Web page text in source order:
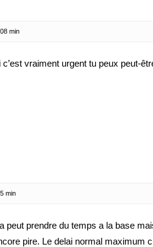
min
c’est vraiment urgent tu peux peut-
min
peut prendre du temps a la base
pire. Le delai normal maximum